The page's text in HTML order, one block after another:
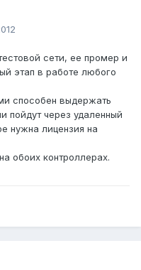
сети, ее промер и
этап в работе любого
способен выдержать
пойдут через удаленный
нужна лицензия на
обоих контроллерах.